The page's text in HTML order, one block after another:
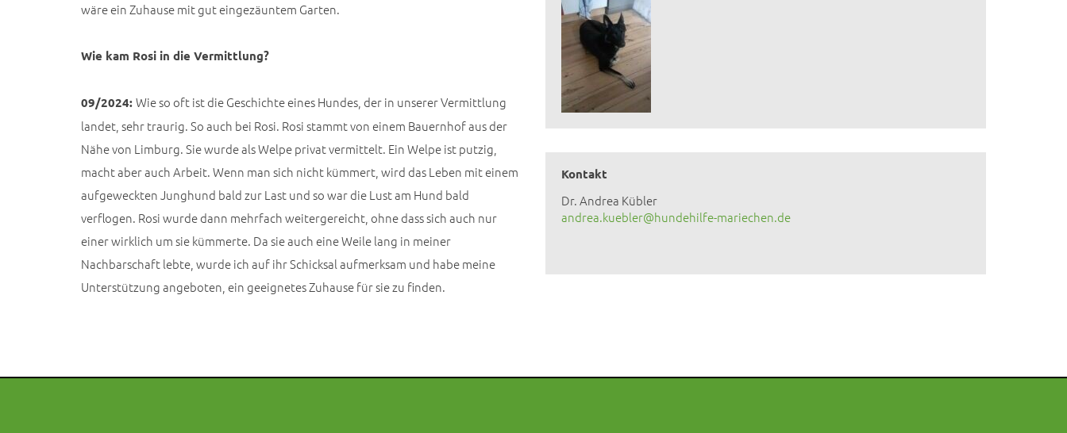
wäre ein Zuhause mit gut eingezäuntem Garten.
Wie kam Rosi in die Vermittlung?
09/2024: Wie so oft ist die Geschichte eines Hundes, der in unserer Vermittlung
landet, sehr traurig. So auch bei Rosi. Rosi stammt von einem Bauernhof aus der
Nähe von Limburg. Sie wurde als Welpe privat vermittelt. Ein Welpe ist putzig,
macht aber auch Arbeit. Wenn man sich nicht kümmert, wird das Leben mit einem
aufgeweckten Junghund bald zur Last und so war die Lust am Hund bald
verflogen. Rosi wurde dann mehrfach weitergereicht, ohne dass sich auch nur
einer wirklich um sie kümmerte. Da sie auch eine Weile lang in meiner
Nachbarschaft lebte, wurde ich auf ihr Schicksal aufmerksam und habe meine
Unterstützung angeboten, ein geeignetes Zuhause für sie zu finden.
Kontakt
Dr. Andrea Kübler
andrea.kuebler@hundehilfe-mariechen.de